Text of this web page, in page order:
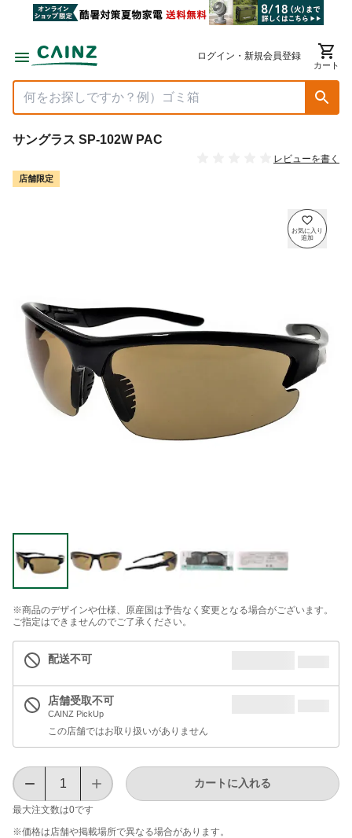
ログイン・新規会員登録
カート
サングラス SP-102W PAC
レビューを書く
店舗限定
※商品のデザインや仕様、原産国は予告なく変更となる場合がございます。
ご指定はできませんのでご了承ください。
配送不可
店舗受取不可
CAINZ PickUp
この店舗ではお取り扱いがありません
最大注文数は0です
カートに入れる
※価格は​店舗や​掲載場所で​異なる​場合が​あります。